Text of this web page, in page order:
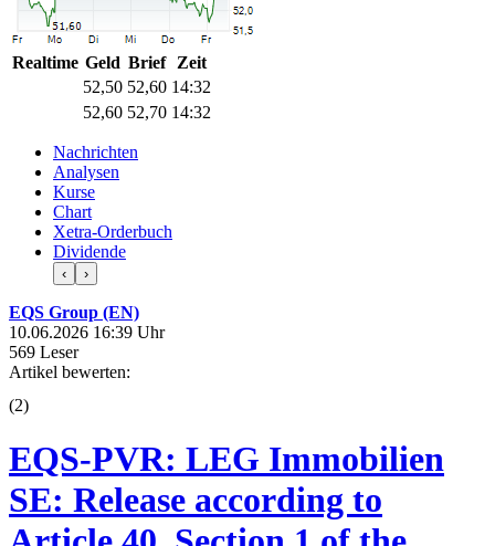
Realtime Geld Brief
Zeit
52,50 52,60 14:32
52,60 52,70 14:32
Nachrichten
Analysen
Kurse
Chart
Xetra-Orderbuch
Dividende
‹ ›
EQS Group (EN)
10.06.2026 16:39 Uhr
569 Leser
Artikel bewerten:
(2)
EQS-PVR: LEG Immobilien
SE: Release according to